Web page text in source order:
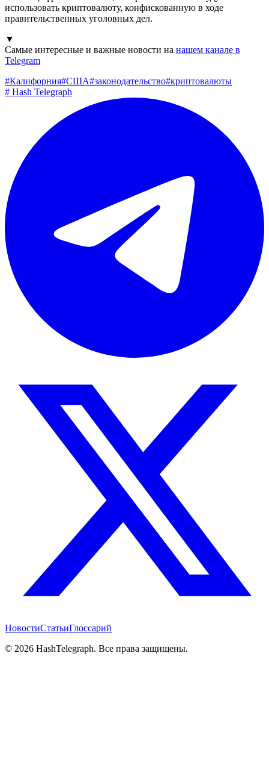
использовать криптовалюту, конфискованную в ходе
правительственных уголовных дел.
▼
Самые интересные и важные новости на нашем канале в
Telegram
#Калифорния#США#законодательство#криптовалюты
# Hash Telegraph
НовостиСтатьиГлоссарий
© 2026 HashTelegraph. Все права защищены.